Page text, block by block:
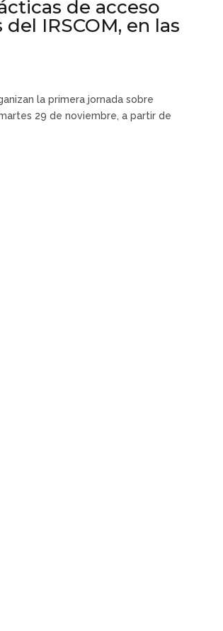
de acceso
IRSCOM, en las
la primera jornada sobre
29 de noviembre, a partir de